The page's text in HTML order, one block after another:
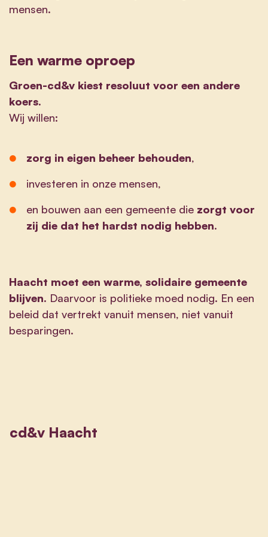
mensen.
Een warme oproep
Groen-cd&v kiest resoluut voor een andere
koers.
Wij willen:
zorg in eigen beheer behouden,
investeren in onze mensen,
en bouwen aan een gemeente die zorgt voor
zij die dat het hardst nodig hebben.
Haacht moet een warme, solidaire gemeente
blijven. Daarvoor is politieke moed nodig. En een
beleid dat vertrekt vanuit mensen, niet vanuit
besparingen.
cd&v Haacht